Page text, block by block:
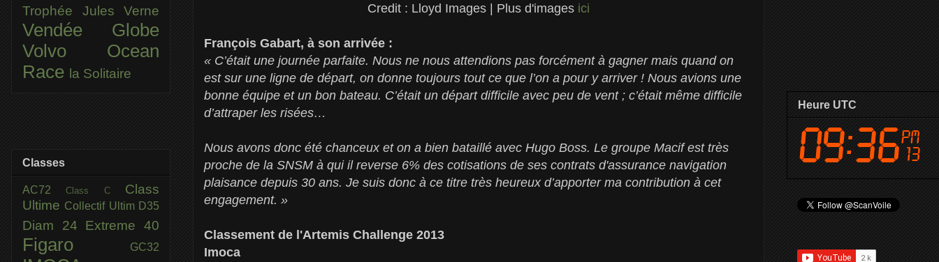
Credit : Lloyd Images | Plus d'images ici
François Gabart, à son arrivée :
« C’était une journée parfaite. Nous ne nous attendions pas forcément à gagner mais quand on
est sur une ligne de départ, on donne toujours tout ce que l’on a pour y arriver ! Nous avions une
bonne équipe et un bon bateau. C’était un départ difficile avec peu de vent ; c’était même difficile
d’attraper les risées…
Nous avons donc été chanceux et on a bien bataillé avec Hugo Boss. Le groupe Macif est très
proche de la SNSM à qui il reverse 6% des cotisations de ses contrats d'assurance navigation
plaisance depuis 30 ans. Je suis donc à ce titre très heureux d’apporter ma contribution à cet
engagement. »
Classement de l'Artemis Challenge 2013
Imoca
Trophée Jules Verne
Vendée Globe
Volvo Ocean
Race la Solitaire
Classes
AC72Class C Class
Ultime Collectif Ultim D35
Diam 24 Extreme 40
Figaro GC32
Heure UTC